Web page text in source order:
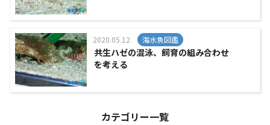
2020.05.12 海水魚図鑑
共生ハゼの混泳、飼育の組み合わせ
を考える
カテゴリー一覧